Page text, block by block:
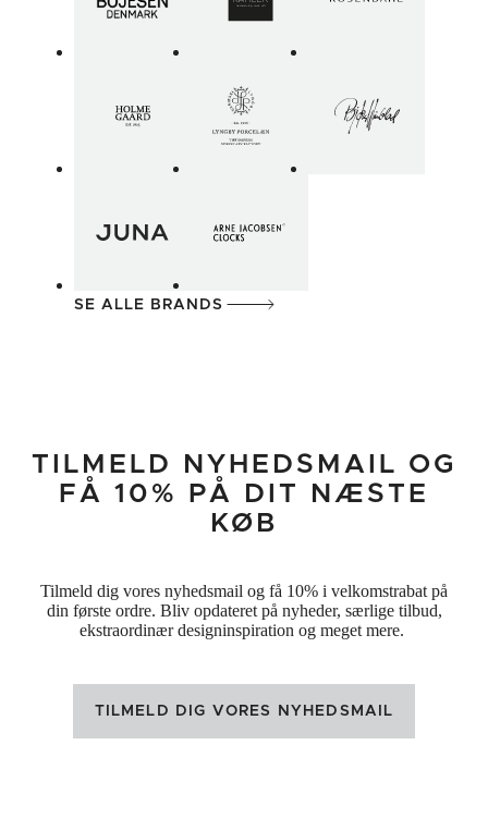
SE ALLE BRANDS
TILMELD NYHEDSMAIL OG
FÅ 10% PÅ DIT NÆSTE
KØB
Tilmeld dig vores nyhedsmail og få 10% i velkomstrabat på
din første ordre. Bliv opdateret på nyheder, særlige tilbud,
ekstraordinær designinspiration og meget mere.
TILMELD DIG VORES NYHEDSMAIL